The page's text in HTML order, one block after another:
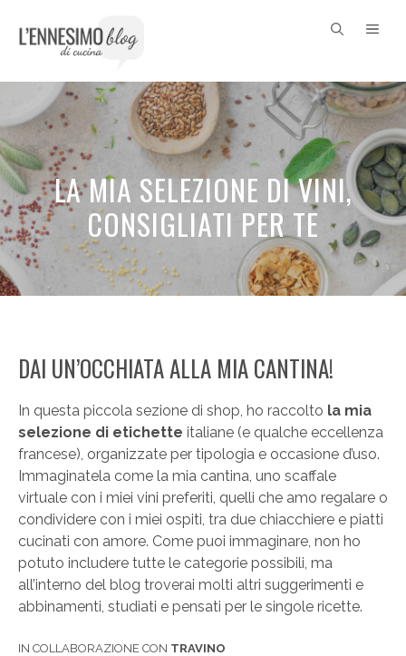
contenuto
LA MIA SELEZIONE DI VINI,
CONSIGLIATI PER TE
DAI UN’OCCHIATA ALLA MIA CANTINA!
In questa piccola sezione di shop, ho raccolto la mia
selezione di etichette italiane (e qualche eccellenza
francese), organizzate per tipologia e occasione d’uso.
Immaginatela come la mia cantina, uno scaffale
virtuale con i miei vini preferiti, quelli che amo regalare o
condividere con i miei ospiti, tra due chiacchiere e piatti
cucinati con amore. Come puoi immaginare, non ho
potuto includere tutte le categorie possibili, ma
all’interno del blog troverai molti altri suggerimenti e
abbinamenti, studiati e pensati per le singole ricette.
IN COLLABORAZIONE CON TRAVINO